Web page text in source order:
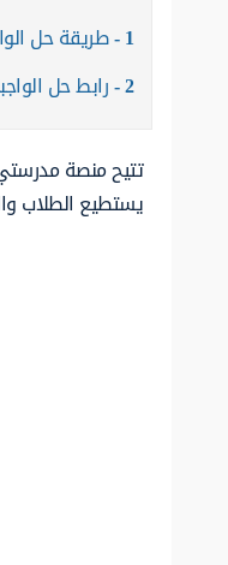
1 طريقة حل
2 رابط حل
تتيح منصة
يستطيع الطلاب